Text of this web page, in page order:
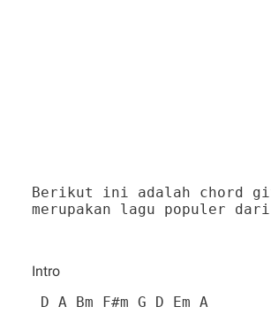
Berikut ini adalah chord
merupakan lagu populer
Intro
D A Bm F#m G D Em A